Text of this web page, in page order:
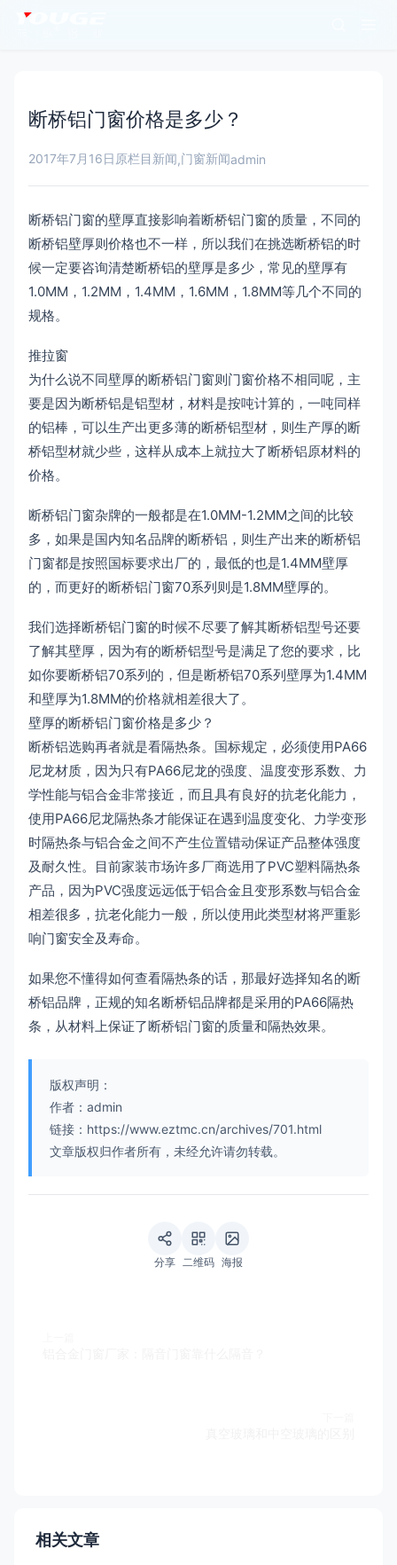
断桥铝门窗价格是多少？
2017年7月16日 原栏目新闻,门窗新闻admin
断桥铝门窗的壁厚直接影响着断桥铝门窗的质量，不同的
断桥铝壁厚则价格也不一样，所以我们在挑选断桥铝的时
候一定要咨询清楚断桥铝的壁厚是多少，常见的壁厚有
1.0MM，1.2MM，1.4MM，1.6MM，1.8MM等几个不同的
规格。
推拉窗
为什么说不同壁厚的断桥铝门窗则门窗价格不相同呢，主
要是因为断桥铝是铝型材，材料是按吨计算的，一吨同样
的铝棒，可以生产出更多薄的断桥铝型材，则生产厚的断
桥铝型材就少些，这样从成本上就拉大了断桥铝原材料的
价格。
断桥铝门窗杂牌的一般都是在1.0MM-1.2MM之间的比较
多，如果是国内知名品牌的断桥铝，则生产出来的断桥铝
门窗都是按照国标要求出厂的，最低的也是1.4MM壁厚
的，而更好的断桥铝门窗70系列则是1.8MM壁厚的。
我们选择断桥铝门窗的时候不尽要了解其断桥铝型号还要
了解其壁厚，因为有的断桥铝型号是满足了您的要求，比
如你要断桥铝70系列的，但是断桥铝70系列壁厚为1.4MM
和壁厚为1.8MM的价格就相差很大了。
壁厚的断桥铝门窗价格是多少？
断桥铝选购再者就是看隔热条。国标规定，必须使用PA66
尼龙材质，因为只有PA66尼龙的强度、温度变形系数、力
学性能与铝合金非常接近，而且具有良好的抗老化能力，
使用PA66尼龙隔热条才能保证在遇到温度变化、力学变形
时隔热条与铝合金之间不产生位置错动保证产品整体强度
及耐久性。目前家装市场许多厂商选用了PVC塑料隔热条
产品，因为PVC强度远远低于铝合金且变形系数与铝合金
相差很多，抗老化能力一般，所以使用此类型材将严重影
响门窗安全及寿命。
如果您不懂得如何查看隔热条的话，那最好选择知名的断
桥铝品牌，正规的知名断桥铝品牌都是采用的PA66隔热
条，从材料上保证了断桥铝门窗的质量和隔热效果。
版权声明：
作者：admin
链接：https://www.eztmc.cn/archives/701.html
文章版权归作者所有，未经允许请勿转载。
分享 二维码 海报
相关文章